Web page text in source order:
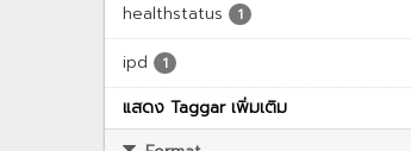
healthstatus 1
ipd 1
แสดง Taggar เพิ่มเติม